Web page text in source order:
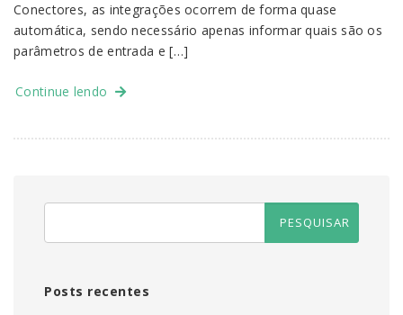
Conectores, as integrações ocorrem de forma quase
automática, sendo necessário apenas informar quais são os
parâmetros de entrada e […]
Continue lendo
Posts recentes